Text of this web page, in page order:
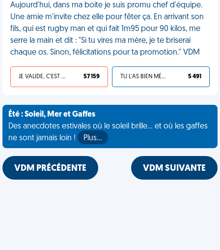
Aujourd'hui, dans ma boite je suis promu chef d'équipe.
Une amie m'invite chez elle pour fêter ça. En arrivant son
fils, qui est rugby man et qui fait 1m95 pour 90 kilos, me
serre la main et dit : "Si tu vires ma mère, je te briserai
chaque os. Sinon, félicitations pour ta promotion." VDM
JE VALIDE, C'EST UNE VDM 57 159 TU L'AS BIEN MÉRITÉ 5 491
Été : Soleil, Mer et Gaffes
Des anecdotes estivales où le soleil brille... et où les gaffes
ne sont jamais loin !
Plus…
VDM PRÉCÉDENTE VDM SUIVANTE